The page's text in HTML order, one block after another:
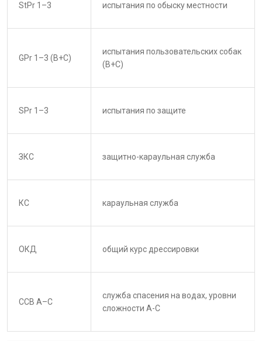
StPr 1–3 испытания по обыску местности
GPr 1–3 (B+C)
испытания пользовательских собак
(В+С)
SPr 1–3 испытания по защите
ЗКС защитно-караульная служба
КС караульная служба
ОКД общий курс дрессировки
ССВ А–С
служба спасения на водах, уровни
сложности А-С